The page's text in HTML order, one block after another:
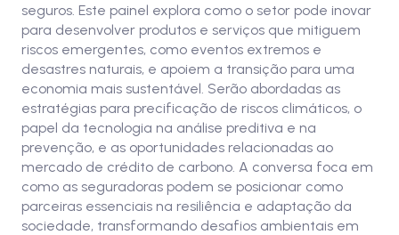
seguros. Este painel explora como o setor pode inovar
para desenvolver produtos e serviços que mitiguem
riscos emergentes, como eventos extremos e
desastres naturais, e apoiem a transição para uma
economia mais sustentável. Serão abordadas as
estratégias para precificação de riscos climáticos, o
papel da tecnologia na análise preditiva e na
prevenção, e as oportunidades relacionadas ao
mercado de crédito de carbono. A conversa foca em
como as seguradoras podem se posicionar como
parceiras essenciais na resiliência e adaptação da
sociedade, transformando desafios ambientais em